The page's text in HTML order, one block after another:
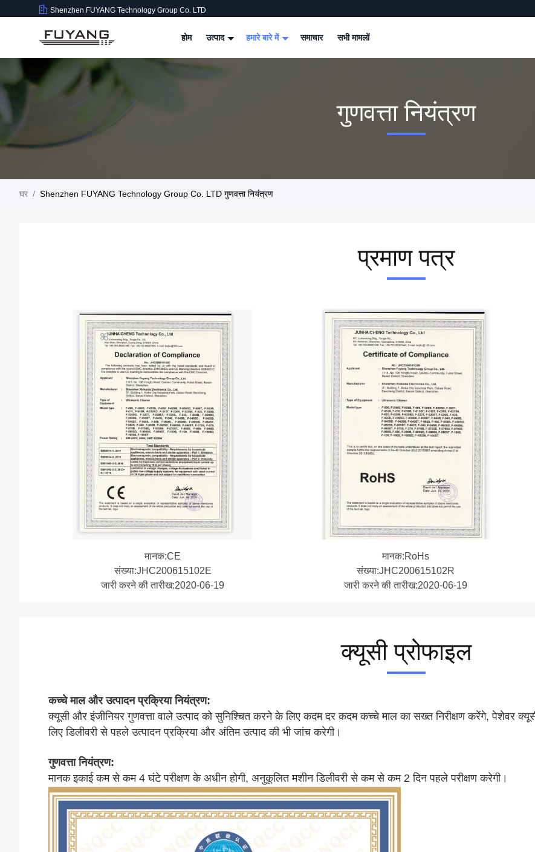
Shenzhen FUYANG Technology Group Co. LTD
होम उत्पाद हमारे बारे में समाचार सभी मामलों
गुणवत्ता नियंत्रण
घर / Shenzhen FUYANG Technology Group Co. LTD गुणवत्ता नियंत्रण
प्रमाण पत्र
मानक:CE
संख्या:JHC200615102E
जारी करने की तारीख:2020-06-19
मानक:RoHs
संख्या:JHC200615102R
जारी करने की तारीख:2020-06-19
क्यूसी प्रोफाइल
कच्चे माल और उत्पादन प्रक्रिया नियंत्रण:
क्यूसी और इंजीनियर गुणवत्ता वाले उत्पाद को सुनिश्चित करने के लिए कदम दर कदम कच्चे माल का सख्त निरीक्षण करेंगे, पेशेवर
लिए डिलीवरी से पहले उत्पादन प्रक्रिया और अंतिम उत्पाद की भी जांच करेगी।
गुणवत्ता नियंत्रण:
मानक इकाई कम से कम 4 घंटे परीक्षण के अधीन होगी, अनुकूलित मशीन डिलीवरी से कम से कम 2 दिन पहले परीक्षण करेगी।